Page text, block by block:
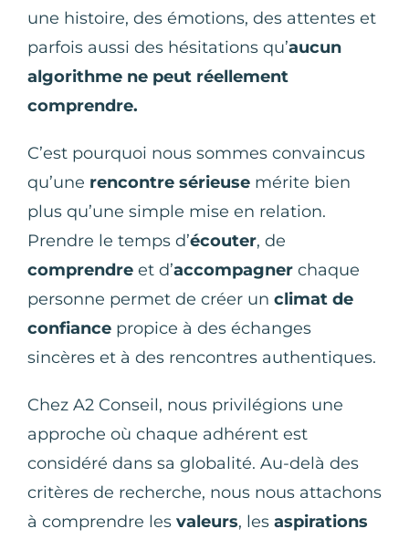
une histoire, des émotions, des attentes et
parfois aussi des hésitations qu’aucun
algorithme ne peut réellement
comprendre.
C’est pourquoi nous sommes convaincus
qu’une rencontre sérieuse mérite bien
plus qu’une simple mise en relation.
Prendre le temps d’écouter, de
comprendre et d’accompagner chaque
personne permet de créer un climat de
confiance propice à des échanges
sincères et à des rencontres authentiques.
Chez A2 Conseil, nous privilégions une
approche où chaque adhérent est
considéré dans sa globalité. Au-delà des
critères de recherche, nous nous attachons
à comprendre les valeurs, les aspirations